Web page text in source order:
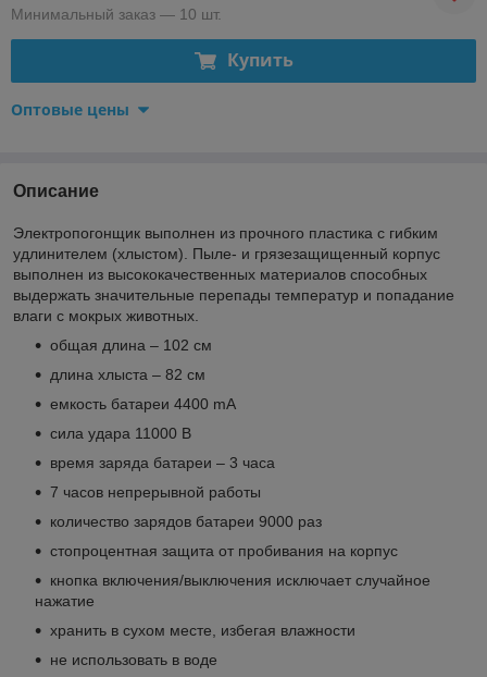
Минимальный заказ — 10 шт.
Купить
Оптовые цены
Описание
Электропогонщик выполнен из прочного пластика с гибким
удлинителем (хлыстом). Пыле- и грязезащищенный корпус
выполнен из высококачественных материалов способных
выдержать значительные перепады температур и попадание
влаги с мокрых животных.
общая длина – 102 см
длина хлыста – 82 см
емкость батареи 4400 mA
сила удара 11000 В
время заряда батареи – 3 часа
7 часов непрерывной работы
количество зарядов батареи 9000 раз
стопроцентная защита от пробивания на корпус
кнопка включения/выключения исключает случайное
нажатие
хранить в сухом месте, избегая влажности
не использовать в воде